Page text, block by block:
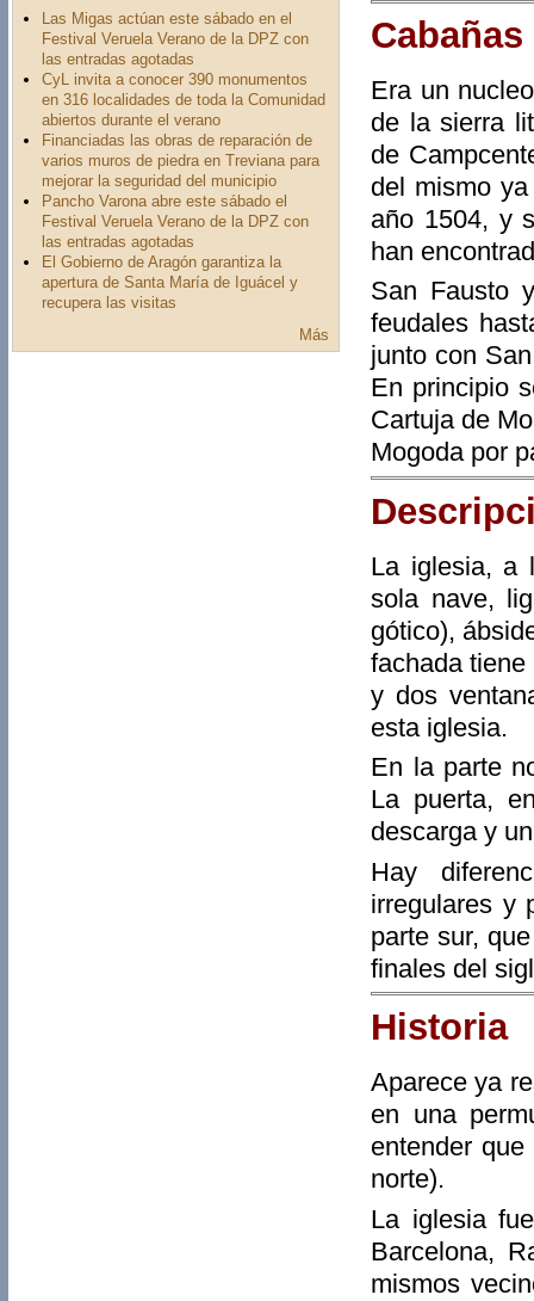
Las Migas actúan este sábado en el
Festival Veruela Verano de la DPZ con
las entradas agotadas
CyL invita a conocer 390 monumentos
en 316 localidades de toda la Comunidad
abiertos durante el verano
Financiadas las obras de reparación de
varios muros de piedra en Treviana para
mejorar la seguridad del municipio
Pancho Varona abre este sábado el
Festival Veruela Verano de la DPZ con
las entradas agotadas
El Gobierno de Aragón garantiza la
apertura de Santa María de Iguácel y
recupera las visitas
Más
Cabañas
Era un
de la sierra
de
del mismo
año 1504, y
han
San Fausto
feudales
junto con
En principio
Cartuja de
Mogoda por
La iglesia, a
sola nave,
gótico),
fachada
y dos
esta iglesia.
En la parte
La puerta,
descarga y
Hay
irregulares y
parte sur,
finales del
Historia
Aparece ya
en una
entender
norte).
La iglesia
Barcelona,
mismos